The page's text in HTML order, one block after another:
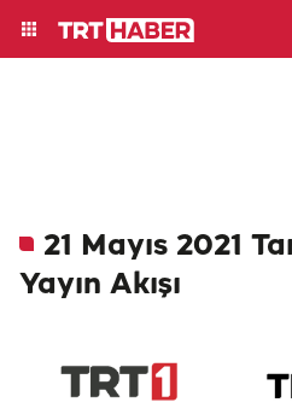
21 Mayıs 2021
Yayın Akışı